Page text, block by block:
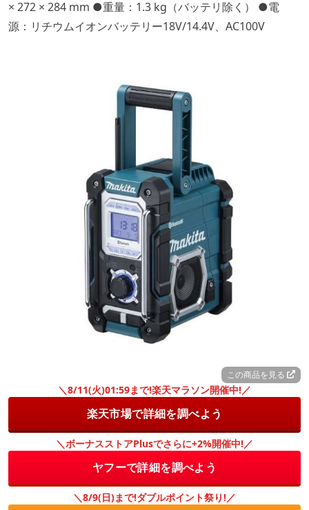
× 272 × 284 mm ●重量：1.3 kg（バッテリ除く） ●電
源：リチウムイオンバッテリー18V/14.4V、AC100V
この商品を見る
＼8/11(火)01:59まで!楽天マラソン開催中!／
楽天市場で詳細を調べよう
＼ボーナスストアPlusでさらに+2%開催中!／
ヤフーで詳細を調べよう
＼8/9(日)まで!ダブルポイント祭り!／